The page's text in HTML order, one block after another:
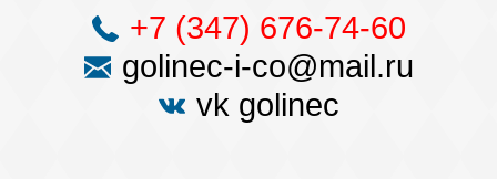
+7 (347) 676-74-60
golinec-i-co@mail.ru
vk golinec